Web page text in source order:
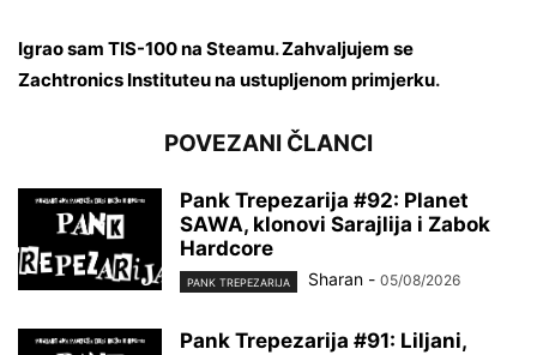
Igrao sam TIS-100 na Steamu.Zahvaljujem se
Zachtronics Instituteu na ustupljenom primjerku.
POVEZANI ČLANCI
Pank Trepezarija #92: Planet
SAWA, klonovi Sarajlija i Zabok
Hardcore
PANK TREPEZARIJA Sharan - 05/08/2026
Pank Trepezarija #91: Liljani,